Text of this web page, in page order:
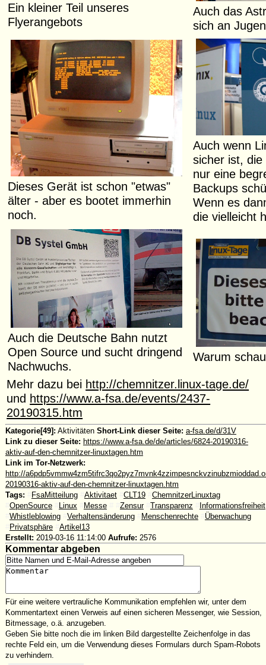
Ein kleiner Teil unseres
Flyerangebots
Auch das
sich an
Dieses Gerät ist schon "etwas"
älter - aber es bootet immerhin
noch.
Auch wenn
sicher ist,
nur eine
Backups
Wenn es
die vielleicht
Auch die Deutsche Bahn nutzt
Open Source und sucht dringend
Nachwuchs.
Warum
Mehr dazu bei http://chemnitzer.linux-tage.de/
und https://www.a-fsa.de/events/2437-
20190315.htm
Kategorie[49]: Aktivitäten Short-Link dieser Seite: a-fsa.de/d/31V
Link zu dieser Seite: https://www.a-fsa.de/de/articles/6824-20190316-
aktiv-auf-den-chemnitzer-linuxtagen.htm
Link im Tor-Netzwerk:
http://
20190316-aktiv-auf-den-chemnitzer-linuxtagen.htm
Tags:
FsaMitteilung Aktivitaet CLT19
ChemnitzerLinuxtag
OpenSource Linux Messe Zensur Transparenz
Informationsfreiheit
Whistleblowing Verhaltensänderung Menschenrechte
Überwachung
Privatsphäre
Artikel13
Erstellt: 2019-03-16 11:14:00 Aufrufe: 2576
Kommentar abgeben
Für eine weitere vertrauliche Kommunikation empfehlen wir, unter dem
Kommentartext einen Verweis auf einen sicheren Messenger, wie Session,
Bitmessage, o.ä. anzugeben.
Geben Sie bitte noch die im linken Bild dargestellte Zeichenfolge in das
rechte Feld ein, um die Verwendung dieses Formulars durch Spam-Robots
zu verhindern.